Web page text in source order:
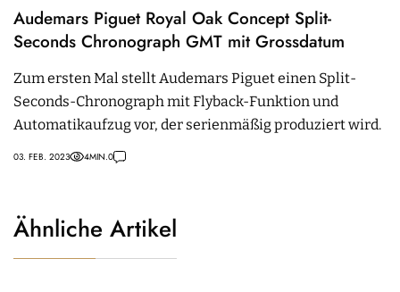
Audemars Piguet Royal Oak Concept Split-
Seconds Chronograph GMT mit Grossdatum
Zum ersten Mal stellt Audemars Piguet einen Split-
Seconds-Chronograph mit Flyback-Funktion und
Automatikaufzug vor, der serienmäßig produziert wird.
03. FEB. 2023 4MIN.0
Ähnliche Artikel